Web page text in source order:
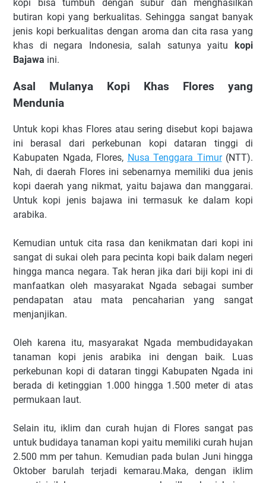
kopi bisa tumbuh dengan subur dan menghasilkan
butiran kopi yang berkualitas. Sehingga sangat banyak
jenis kopi berkualitas dengan aroma dan cita rasa yang
khas di negara Indonesia, salah satunya yaitu kopi
Bajawa ini.
Asal Mulanya Kopi Khas Flores yang
Mendunia
Untuk kopi khas Flores atau sering disebut kopi bajawa
ini berasal dari perkebunan kopi dataran tinggi di
Kabupaten Ngada, Flores, Nusa Tenggara Timur(NTT).
Nah, di daerah Flores ini sebenarnya memiliki dua jenis
kopi daerah yang nikmat, yaitu bajawa dan manggarai.
Untuk kopi jenis bajawa ini termasuk ke dalam kopi
arabika.
Kemudian untuk cita rasa dan kenikmatan dari kopi ini
sangat di sukai oleh para pecinta kopi baik dalam negeri
hingga manca negara. Tak heran jika dari biji kopi ini di
manfaatkan oleh masyarakat Ngada sebagai sumber
pendapatan atau mata pencaharian yang sangat
menjanjikan.
Oleh karena itu, masyarakat Ngada membudidayakan
tanaman kopi jenis arabika ini dengan baik. Luas
perkebunan kopi di dataran tinggi Kabupaten Ngada ini
berada di ketinggian 1.000 hingga 1.500 meter di atas
permukaan laut.
Selain itu, iklim dan curah hujan di Flores sangat pas
untuk budidaya tanaman kopi yaitu memiliki curah hujan
2.500 mm per tahun. Kemudian pada bulan Juni hingga
Oktober barulah terjadi kemarau.Maka, dengan iklim